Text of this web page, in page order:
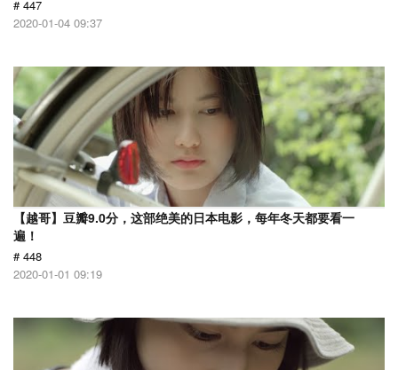
# 447
2020-01-04 09:37
【越哥】豆瓣9.0分，这部绝美的日本电影，每年冬天都要看一
遍！
# 448
2020-01-01 09:19